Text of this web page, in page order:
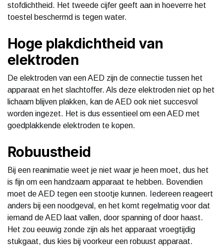
stofdichtheid. Het tweede cijfer geeft aan in hoeverre het
toestel beschermd is tegen water.
Hoge plakdichtheid van
elektroden
De elektroden van een AED zijn de connectie tussen het
apparaat en het slachtoffer. Als deze elektroden niet op het
lichaam blijven plakken, kan de AED ook niet succesvol
worden ingezet. Het is dus essentieel om een AED met
goedplakkende elektroden te kopen.
Robuustheid
Bij een reanimatie weet je niet waar je heen moet, dus het
is fijn om een handzaam apparaat te hebben. Bovendien
moet de AED tegen een stootje kunnen. Iedereen reageert
anders bij een noodgeval, en het komt regelmatig voor dat
iemand de AED laat vallen, door spanning of door haast.
Het zou eeuwig zonde zijn als het apparaat vroegtijdig
stukgaat, dus kies bij voorkeur een robuust apparaat.